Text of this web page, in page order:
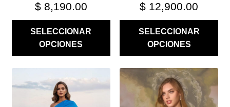
$8,190.00
SELECCIONAR
OPCIONES
$ 12,900.00
SELECCIONAR
OPCIONES
PRODUCTO
ESTE
PRODUCTO